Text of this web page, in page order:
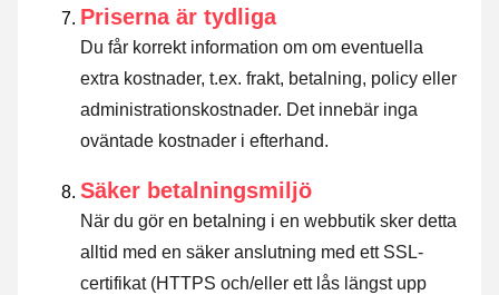
Priserna är tydliga
Du får korrekt information om om eventuella
extra kostnader, t.ex. frakt, betalning, policy eller
administrationskostnader. Det innebär inga
oväntade kostnader i efterhand.
Säker betalningsmiljö
När du gör en betalning i en webbutik sker detta
alltid med en säker anslutning med ett SSL-
certifikat (HTTPS och/eller ett lås längst upp